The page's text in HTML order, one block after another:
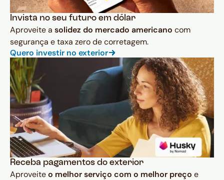
Invista no seu futuro em dólar
Aproveite a solidez do mercado americano com
segurança e taxa zero de corretagem.
Quero investir no exterior
Receba pagamentos do exterior
Aproveiteo melhor serviço com o melhor preço e